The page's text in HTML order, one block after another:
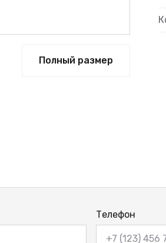
Полный размер
Телефон